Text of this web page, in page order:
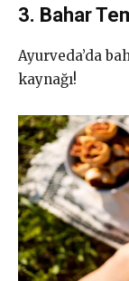
3. Bahar
Ayurveda’da
kaynağı!